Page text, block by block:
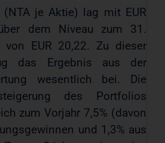
je Aktie) lag mit EUR
dem Niveau zum 31.
von EUR 20,22. Zu dieser
das Ergebnis aus der
wesentlich bei. Die
des Portfolios
zum Vorjahr 7,5% (davon
und 1,3% aus